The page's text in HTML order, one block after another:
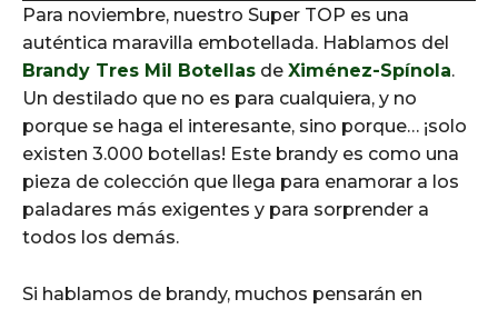
d
i
o
P
l
a
y
e
r
Para noviembre, nuestro Super TOP es una
auténtica maravilla embotellada. Hablamos del
Brandy Tres Mil Botellas de Ximénez-Spínola.
Un destilado que no es para cualquiera, y no
porque se haga el interesante, sino porque… ¡solo
existen 3.000 botellas! Este brandy es como una
pieza de colección que llega para enamorar a los
paladares más exigentes y para sorprender a
todos los demás.
Si hablamos de brandy, muchos pensarán en